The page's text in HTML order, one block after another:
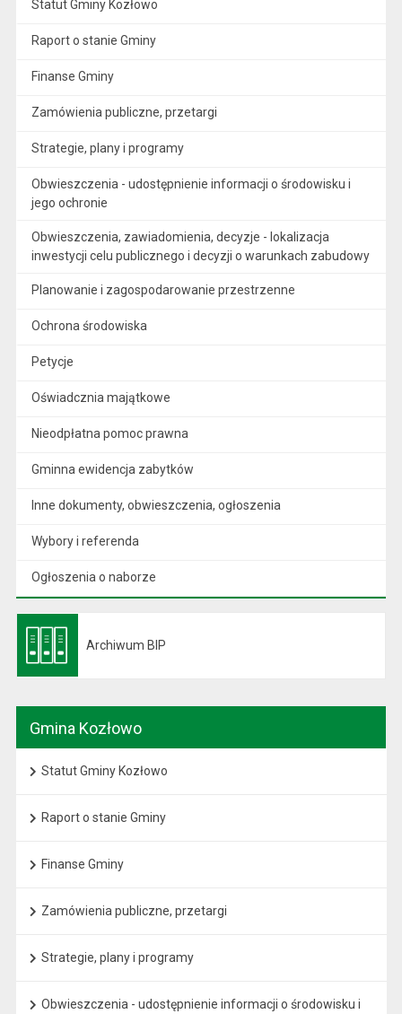
Statut Gminy Kozłowo
Raport o stanie Gminy
Finanse Gminy
Zamówienia publiczne, przetargi
Strategie, plany i programy
Obwieszczenia - udostępnienie informacji o środowisku i
jego ochronie
Obwieszczenia, zawiadomienia, decyzje - lokalizacja
inwestycji celu publicznego i decyzji o warunkach zabudowy
Planowanie i zagospodarowanie przestrzenne
Ochrona środowiska
Petycje
Oświadcznia majątkowe
Nieodpłatna pomoc prawna
Gminna ewidencja zabytków
Inne dokumenty, obwieszczenia, ogłoszenia
Wybory i referenda
Ogłoszenia o naborze
Archiwum BIP
Gmina Kozłowo
Statut Gminy Kozłowo
Raport o stanie Gminy
Finanse Gminy
Zamówienia publiczne, przetargi
Strategie, plany i programy
Obwieszczenia - udostępnienie informacji o środowisku i